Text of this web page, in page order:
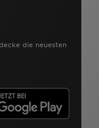
die neuesten